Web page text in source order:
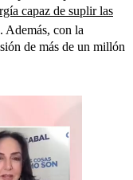
capaz de suplir las
. Además, con la
de más de un millón